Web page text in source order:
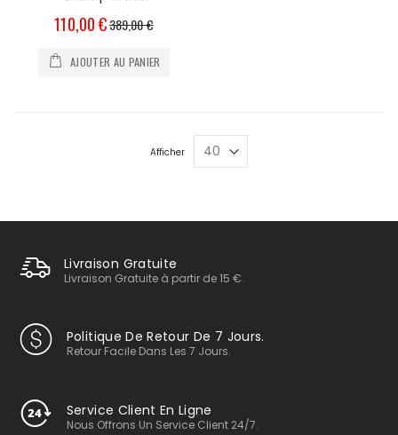
Prix
Spécial
110,00 €389,00 €
AJOUTER AU PANIER
Afficher
Livraison Gratuite
Livraison Gratuite à partir de 15 €.
Politique De Retour De 7 Jours.
Retour Facile Dans Les 7 Jours.
Service Client En Ligne
Nous Offrons Un Service Client 24/7.